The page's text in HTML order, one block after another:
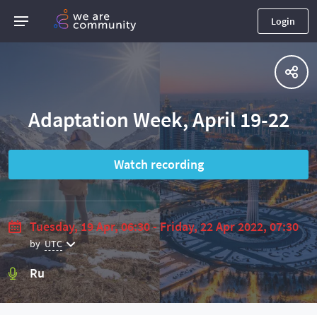
Login
Adaptation Week, April 19-22
Watch recording
Tuesday, 19 Apr, 06:30 - Friday, 22 Apr 2022, 07:30
by UTC
Ru